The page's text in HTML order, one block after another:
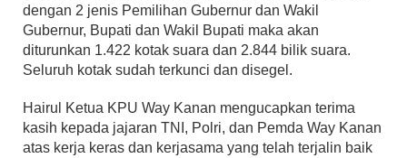
dengan 2 jenis Pemilihan Gubernur dan Wakil
Gubernur, Bupati dan Wakil Bupati maka akan
diturunkan 1.422 kotak suara dan 2.844 bilik suara.
Seluruh kotak sudah terkunci dan disegel.
Hairul Ketua KPU Way Kanan mengucapkan terima
kasih kepada jajaran TNI, Polri, dan Pemda Way Kanan
atas kerja keras dan kerjasama yang telah terjalin baik